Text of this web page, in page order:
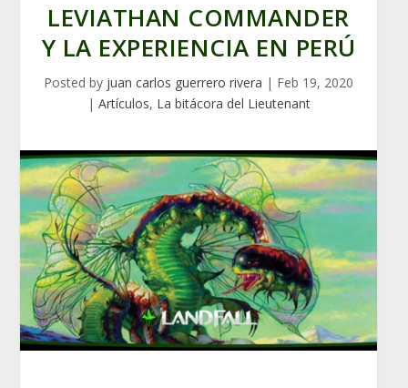
LEVIATHAN COMMANDER
Y LA EXPERIENCIA EN PERÚ
Posted by juan carlos guerrero rivera | Feb 19, 2020
| Artículos, La bitácora del Lieutenant